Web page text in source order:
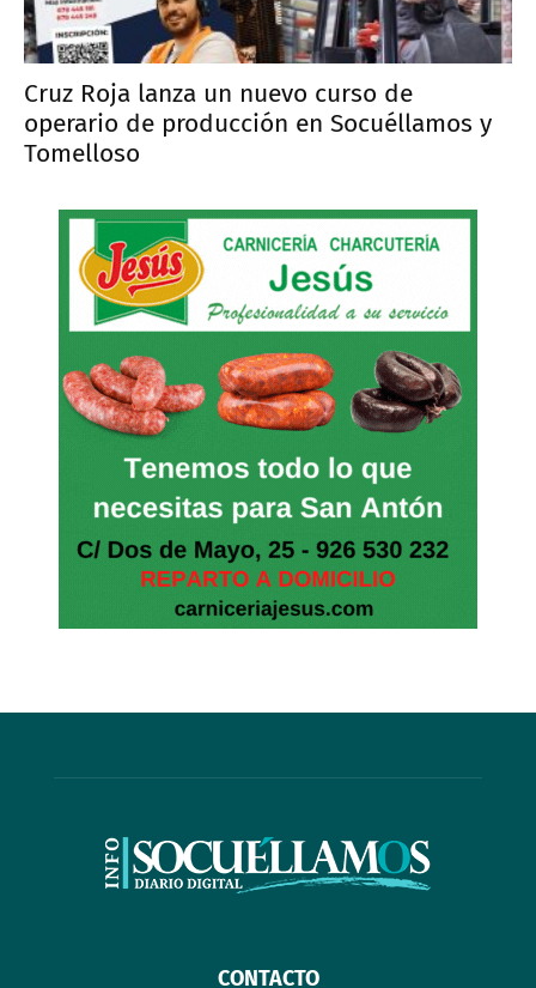
Cruz Roja lanza un nuevo curso de
operario de producción en Socuéllamos y
Tomelloso
CONTACTO